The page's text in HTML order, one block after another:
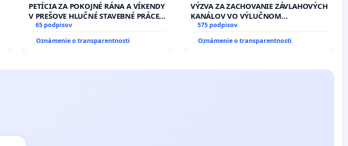
PETÍCIA ZA POKOJNÉ RÁNA A VÍKENDY
V PREŠOVE HLUČNÉ STAVEBNÉ PRÁCE
V SOBOTU LEN OD 9.00 DO 13.00
8.00 – 18.00 HOD. A PRAVIDELNÁ
65 podpisov
Oznámenie o transparentnosti
VÝZVA ZA ZACHOVANIE ZÁVLAHOVÝCH
KANÁLOV VO VÝLUČNOM
VLASTNÍCTVE A POD KONTROLOU
riešenie zanedbaného stavu
575 podpisov
Oznámenie o transparentnosti